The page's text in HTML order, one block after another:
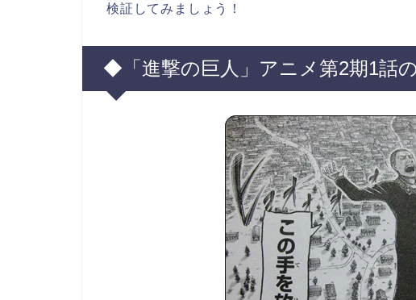
検証してみましょう！
◆「進撃の巨人」アニメ第2期1話